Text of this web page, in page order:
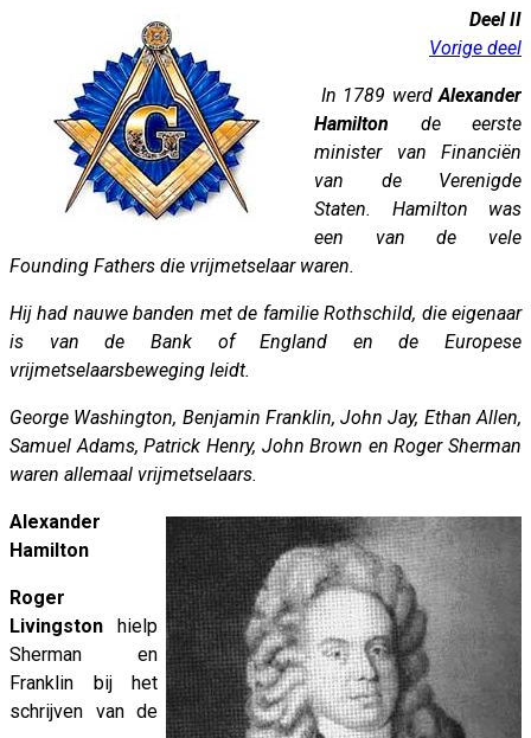
Deel II
Vorige deel
In 1789 werdAlexander
Hamilton de eerste
minister van Financiën
van de Verenigde
Staten. Hamilton was
een van de vele
Founding Fathers die vrijmetselaar waren.
Hij had nauwe banden met de familie Rothschild, die eigenaar
is van de Bank of England en de Europese
vrijmetselaarsbeweging leidt.
George Washington, Benjamin Franklin, John Jay, Ethan Allen,
Samuel Adams, Patrick Henry, John Brown en Roger Sherman
waren allemaal vrijmetselaars.
Alexander
Hamilton
Roger
Livingston hielp
Sherman en
Franklin bij het
schrijven van de